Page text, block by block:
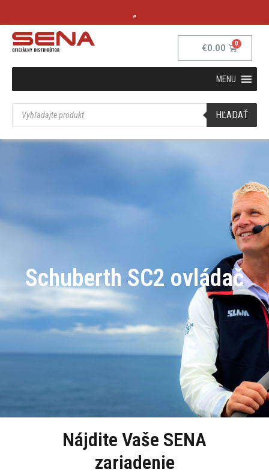
„
€0.00
MENU
HĽADAŤ
Schuberth SC2 ovládač
Nájdite Vaše SENA
zariadenie